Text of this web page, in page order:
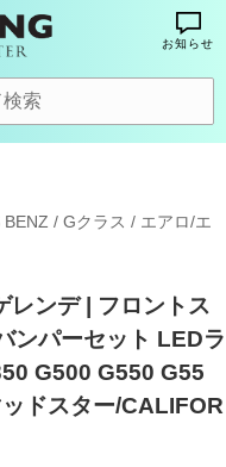
お知らせ
BENZ / Gクラス / エアロ/エ
レンデ | フロントス
ンパーセット LEDラ
G500 G550 G55
ドスター/CALIFOR